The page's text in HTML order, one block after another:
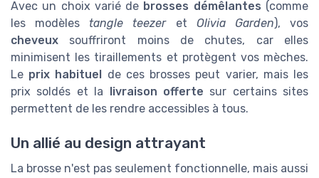
Avec un choix varié de brosses démêlantes (comme
les modèles tangle teezeret Olivia Garden), vos
cheveux souffriront moins de chutes, car elles
minimisent les tiraillements et protègent vos mèches.
Le prix habituel de ces brosses peut varier, mais les
prix soldés et la livraison offerte sur certains sites
permettent de les rendre accessibles à tous.
Un allié au design attrayant
La brosse n'est pas seulement fonctionnelle, mais aussi